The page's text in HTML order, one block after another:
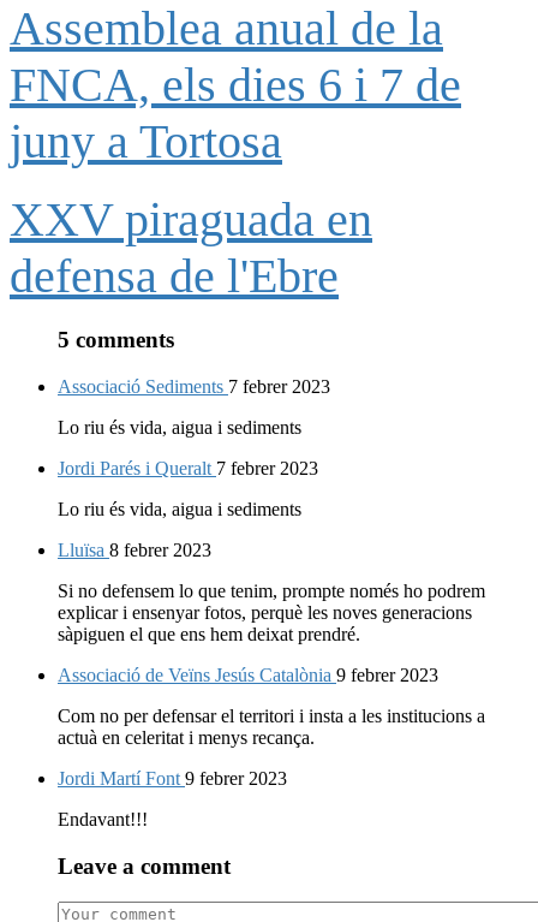
Assemblea anual de la
FNCA, els dies 6 i 7 de
juny a Tortosa
XXV piraguada en
defensa de l'Ebre
5 comments
Associació Sediments 7 febrer 2023
Lo riu és vida, aigua i sediments
Jordi Parés i Queralt 7 febrer 2023
Lo riu és vida, aigua i sediments
Lluïsa 8 febrer 2023
Si no defensem lo que tenim, prompte només ho podrem
explicar i ensenyar fotos, perquè les noves generacions
sàpiguen el que ens hem deixat prendré.
Associació de Veïns Jesús Catalònia 9 febrer 2023
Com no per defensar el territori i insta a les institucions a
actuà en celeritat i menys recança.
Jordi Martí Font 9 febrer 2023
Endavant!!!
Leave a comment